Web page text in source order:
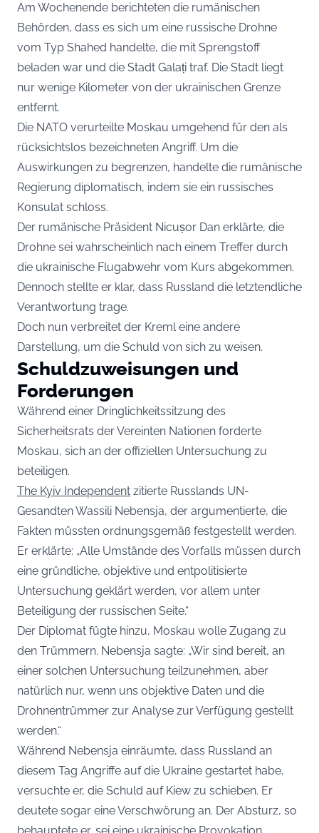
Am Wochenende berichteten die rumänischen
Behörden, dass es sich um eine russische Drohne
vom Typ Shahed handelte, die mit Sprengstoff
beladen war und die Stadt Galați traf. Die Stadt liegt
nur wenige Kilometer von der ukrainischen Grenze
entfernt.
Die NATO verurteilte Moskau umgehend für den als
rücksichtslos bezeichneten Angriff. Um die
Auswirkungen zu begrenzen, handelte die rumänische
Regierung diplomatisch, indem sie ein russisches
Konsulat schloss.
Der rumänische Präsident Nicușor Dan erklärte, die
Drohne sei wahrscheinlich nach einem Treffer durch
die ukrainische Flugabwehr vom Kurs abgekommen.
Dennoch stellte er klar, dass Russland die letztendliche
Verantwortung trage.
Doch nun verbreitet der Kreml eine andere
Darstellung, um die Schuld von sich zu weisen.
Schuldzuweisungen und
Forderungen
Während einer Dringlichkeitssitzung des
Sicherheitsrats der Vereinten Nationen forderte
Moskau, sich an der offiziellen Untersuchung zu
beteiligen.
The Kyiv Independent zitierte Russlands UN-
Gesandten Wassili Nebensja, der argumentierte, die
Fakten müssten ordnungsgemäß festgestellt werden.
Er erklärte: „Alle Umstände des Vorfalls müssen durch
eine gründliche, objektive und entpolitisierte
Untersuchung geklärt werden, vor allem unter
Beteiligung der russischen Seite.“
Der Diplomat fügte hinzu, Moskau wolle Zugang zu
den Trümmern. Nebensja sagte: „Wir sind bereit, an
einer solchen Untersuchung teilzunehmen, aber
natürlich nur, wenn uns objektive Daten und die
Drohnentrümmer zur Analyse zur Verfügung gestellt
werden.“
Während Nebensja einräumte, dass Russland an
diesem Tag Angriffe auf die Ukraine gestartet habe,
versuchte er, die Schuld auf Kiew zu schieben. Er
deutete sogar eine Verschwörung an. Der Absturz, so